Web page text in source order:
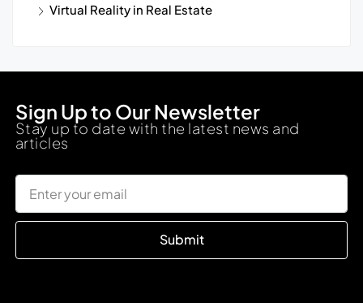
Virtual Reality in Real Estate
Sign Up to Our Newsletter
Stay up to date with the latest news and
articles
Submit